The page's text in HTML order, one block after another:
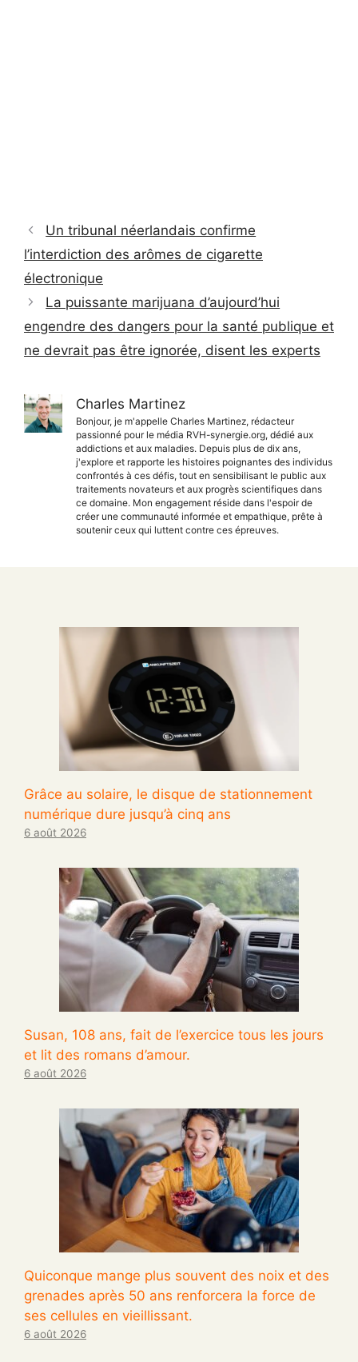
Un tribunal néerlandais confirme
l’interdiction des arômes de cigarette
électronique
La puissante marijuana d’aujourd’hui
engendre des dangers pour la santé publique et
ne devrait pas être ignorée, disent les experts
Charles Martinez
Bonjour, je m'appelle Charles Martinez, rédacteur
passionné pour le média RVH-synergie.org, dédié aux
addictions et aux maladies. Depuis plus de dix ans,
j'explore et rapporte les histoires poignantes des individus
confrontés à ces défis, tout en sensibilisant le public aux
traitements novateurs et aux progrès scientifiques dans
ce domaine. Mon engagement réside dans l'espoir de
créer une communauté informée et empathique, prête à
soutenir ceux qui luttent contre ces épreuves.
Grâce au solaire, le disque de stationnement
numérique dure jusqu’à cinq ans
6 août 2026
Susan, 108 ans, fait de l’exercice tous les jours
et lit des romans d’amour.
6 août 2026
Quiconque mange plus souvent des noix et des
grenades après 50 ans renforcera la force de
ses cellules en vieillissant.
6 août 2026